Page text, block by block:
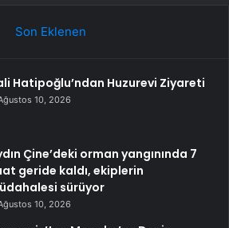
Son Eklenen
Hatipoğlu’ndan Huzurevi Ziyareti
10, 2026
Çine’deki orman yangınında 7
geride kaldı, ekiplerin
sürüyor
10, 2026